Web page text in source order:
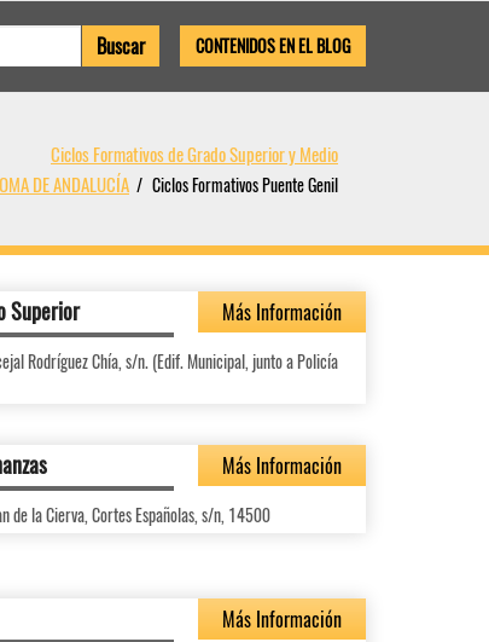
CONTENIDOS EN EL BLOG
Ciclos Formativos de Grado Superior y Medio
DE ANDALUCÍA
Ciclos Formativos Puente Genil
Superior Más Información
Rodríguez Chía, s/n. (Edif. Municipal, junto a Policía
Más Información
de la Cierva, Cortes Españolas, s/n, 14500
Más Información